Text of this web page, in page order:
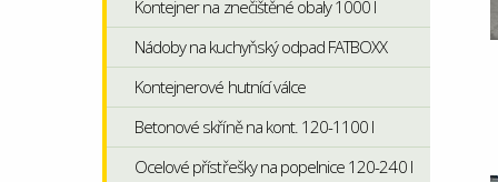
Kontejner na znečištěné obaly 1000 l
Nádoby na kuchyňský odpad FATBOXX
Kontejnerové hutnící válce
Betonové skříně na kont. 120-1100 l
Ocelové přístřešky na popelnice 120-240 l